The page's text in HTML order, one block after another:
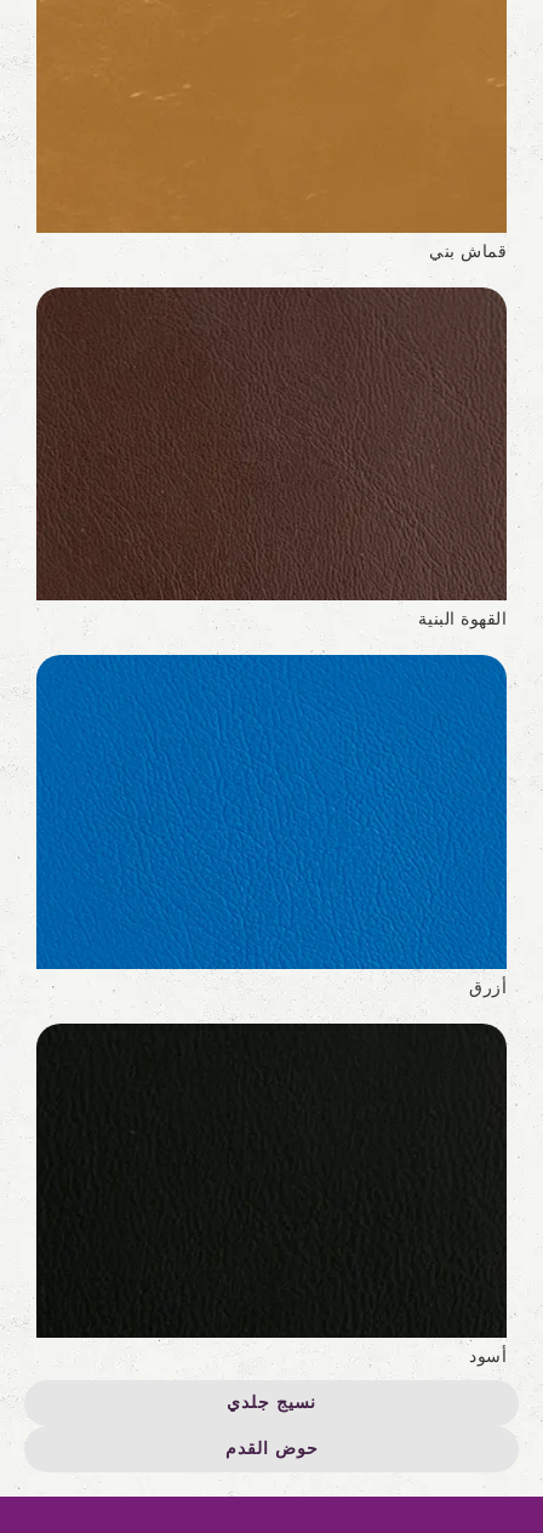
قماش بني
القهوة البنية
أزرق
أسود
نسيج جلدي
حوض القدم